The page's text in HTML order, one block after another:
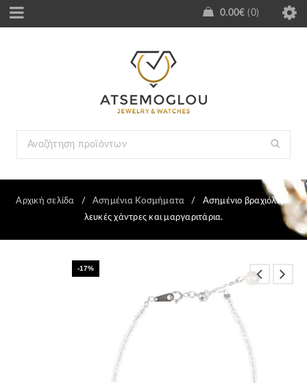
0.00€ 0
Αρχική σελίδα / Ασημένια Κοσμήματα /
Ασημένιο βραχιόλι με
λευκές χάντρες και μαργαριτάρια.
-17%